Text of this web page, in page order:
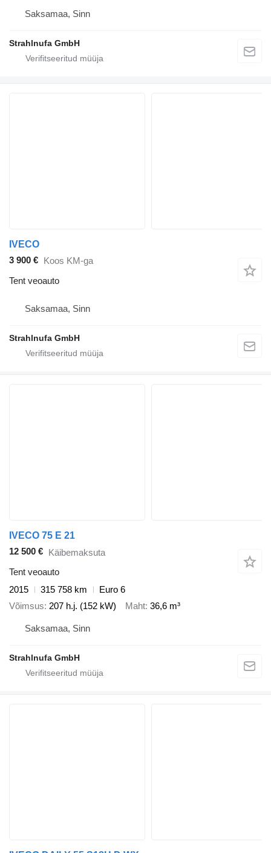
Saksamaa, Sinn
Strahlnufa GmbH
IVECO
3 900 € Koos KM-ga
Tent veoauto
Saksamaa, Sinn
Strahlnufa GmbH
IVECO 75 E 21
12 500 € Käibemaksuta
Tent veoauto
2015
315 758 km
Euro 6
Võimsus 207 h.j. (152 kW) Maht 36,6 m³
Saksamaa, Sinn
Strahlnufa GmbH